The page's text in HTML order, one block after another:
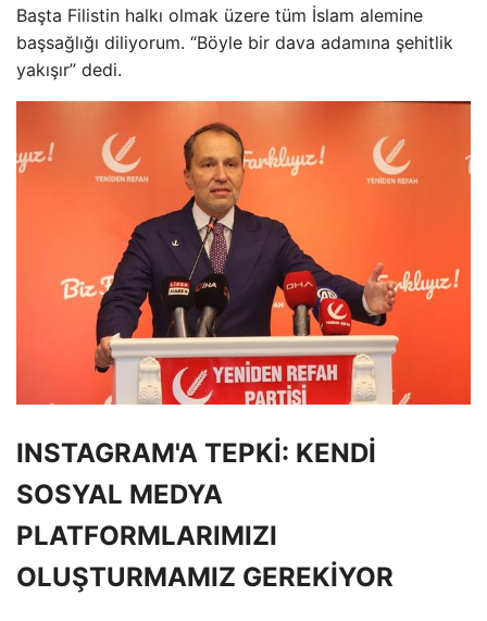
Başta Filistin halkı olmak üzere tüm İslam alemine
başsağlığı diliyorum. “Böyle bir dava adamına şehitlik
yakışır” dedi.
INSTAGRAM'A TEPKİ: KENDİ
SOSYAL MEDYA
PLATFORMLARIMIZI
OLUŞTURMAMIZ GEREKİYOR